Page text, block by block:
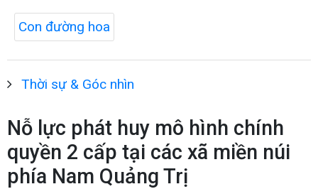
Con đường hoa
Thời sự & Góc nhìn
Nỗ lực phát huy mô hình chính
quyền 2 cấp tại các xã miền núi
phía Nam Quảng Trị